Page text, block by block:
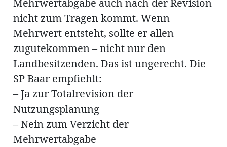
Mehrwertabgabe auch nach der Revision
nicht zum Tragen kommt. Wenn
Mehrwert entsteht, sollte er allen
zugutekommen – nicht nur den
Landbesitzenden. Das ist ungerecht. Die
SP Baar empfiehlt:
– Ja zur Totalrevision der
Nutzungsplanung
– Nein zum Verzicht der
Mehrwertabgabe